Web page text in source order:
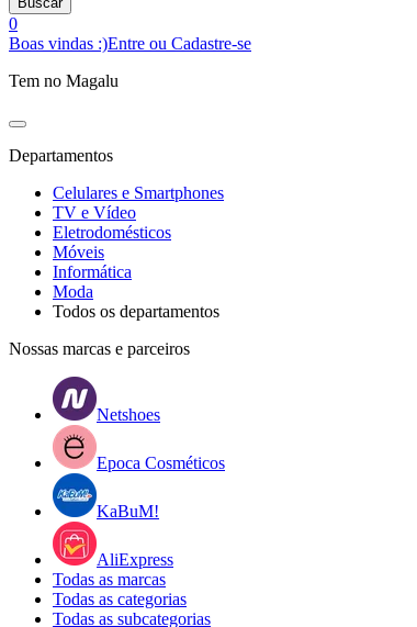
0
Boas vindas :)Entre ou Cadastre-se
Tem no Magalu
Departamentos
Celulares e Smartphones
TV e Vídeo
Eletrodomésticos
Móveis
Informática
Moda
Todos os departamentos
Nossas marcas e parceiros
Netshoes
Epoca Cosméticos
KaBuM!
AliExpress
Todas as marcas
Todas as categorias
Todas as subcategorias